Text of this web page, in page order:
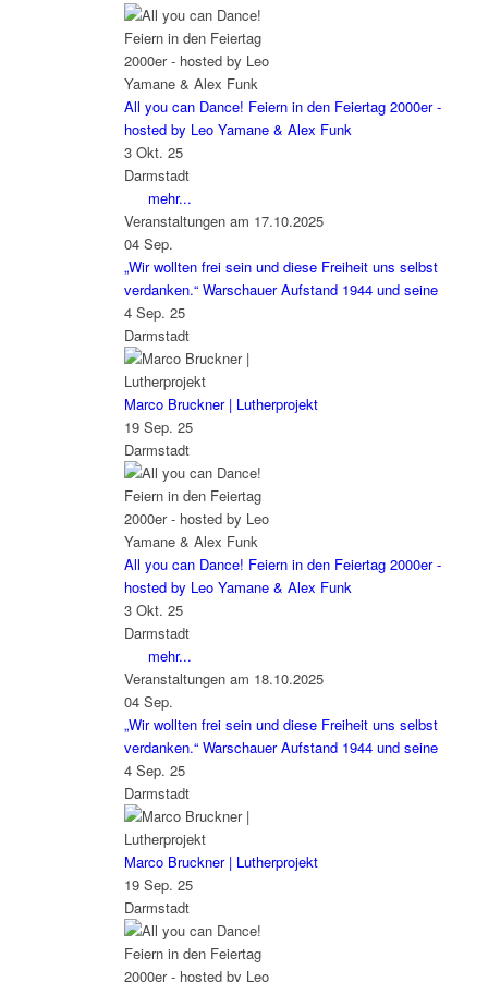
All you can Dance! Feiern in den Feiertag 2000er -
hosted by Leo Yamane & Alex Funk
3 Okt. 25
Darmstadt
mehr...
Veranstaltungen am 17.10.2025
04 Sep.
„Wir wollten frei sein und diese Freiheit uns selbst
verdanken.“ Warschauer Aufstand 1944 und seine
4 Sep. 25
Darmstadt
Marco Bruckner | Lutherprojekt
19 Sep. 25
Darmstadt
All you can Dance! Feiern in den Feiertag 2000er -
hosted by Leo Yamane & Alex Funk
3 Okt. 25
Darmstadt
mehr...
Veranstaltungen am 18.10.2025
04 Sep.
„Wir wollten frei sein und diese Freiheit uns selbst
verdanken.“ Warschauer Aufstand 1944 und seine
4 Sep. 25
Darmstadt
Marco Bruckner | Lutherprojekt
19 Sep. 25
Darmstadt